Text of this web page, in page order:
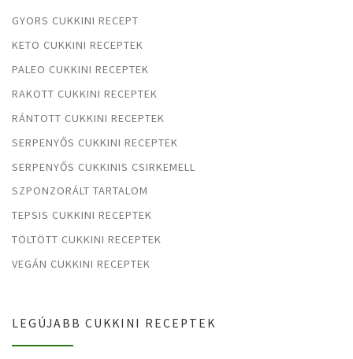
GYORS CUKKINI RECEPT
KETO CUKKINI RECEPTEK
PALEO CUKKINI RECEPTEK
RAKOTT CUKKINI RECEPTEK
RÁNTOTT CUKKINI RECEPTEK
SERPENYŐS CUKKINI RECEPTEK
SERPENYŐS CUKKINIS CSIRKEMELL
SZPONZORÁLT TARTALOM
TEPSIS CUKKINI RECEPTEK
TÖLTÖTT CUKKINI RECEPTEK
VEGÁN CUKKINI RECEPTEK
LEGÚJABB CUKKINI RECEPTEK